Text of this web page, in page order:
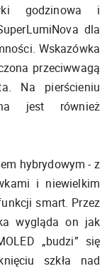
godzinowa i
dla
Wskazówka
przeciwwagą
Na pierścieniu
jest również
hybrydowym - z
i niewielkim
smart. Przez
wygląda on jak
„budzi” się
szkła nad